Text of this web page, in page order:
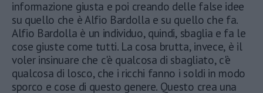
informazione giusta e poi creando delle false idee
su quello che è Alfio Bardolla e su quello che fa.
Alfio Bardolla è un individuo, quindi, sbaglia e fa le
cose giuste come tutti. La cosa brutta, invece, è il
voler insinuare che c'è qualcosa di sbagliato, c'è
qualcosa di losco, che i ricchi fanno i soldi in modo
sporco e cose di questo genere. Questo crea una